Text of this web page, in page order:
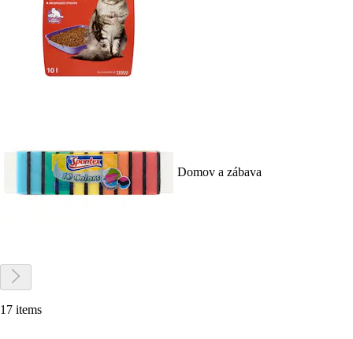
Domov a zábava
17 items